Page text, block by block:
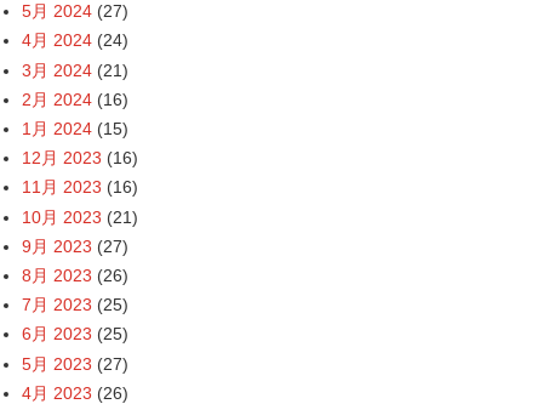
5月 2024 (27)
4月 2024 (24)
3月 2024 (21)
2月 2024 (16)
1月 2024 (15)
12月 2023 (16)
11月 2023 (16)
10月 2023 (21)
9月 2023 (27)
8月 2023 (26)
7月 2023 (25)
6月 2023 (25)
5月 2023 (27)
4月 2023 (26)